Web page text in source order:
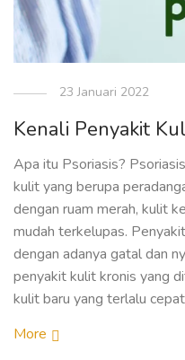
23 Januari 2022
Kenali Penyakit
Apa itu Psoriasis?
kulit yang berupa
dengan ruam merah, kulit
mudah terkelupas.
dengan adanya gatal dan
penyakit kulit kronis yang
kulit baru yang terlalu
More